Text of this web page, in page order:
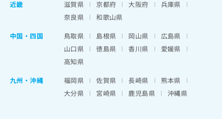
近畿
滋賀県 京都府 大阪府
兵庫県
奈良県
和歌山県
中国・四国
鳥取県 島根県 岡山県
広島県
山口県
徳島県 香川県
愛媛県
高知県
九州・沖縄
福岡県 佐賀県 長崎県
熊本県
大分県
宮崎県 鹿児島県 沖縄県